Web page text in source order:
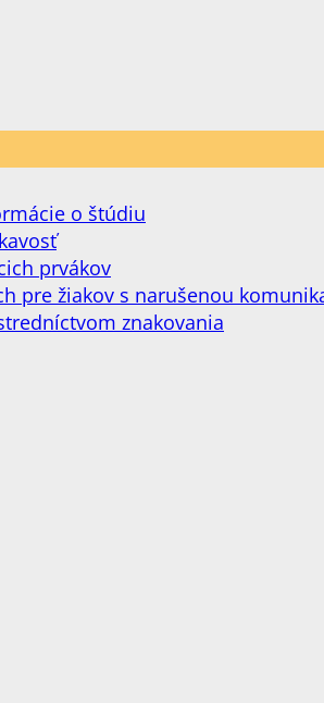
o štúdiu
prvákov
pre žiakov s narušenou
znakovania